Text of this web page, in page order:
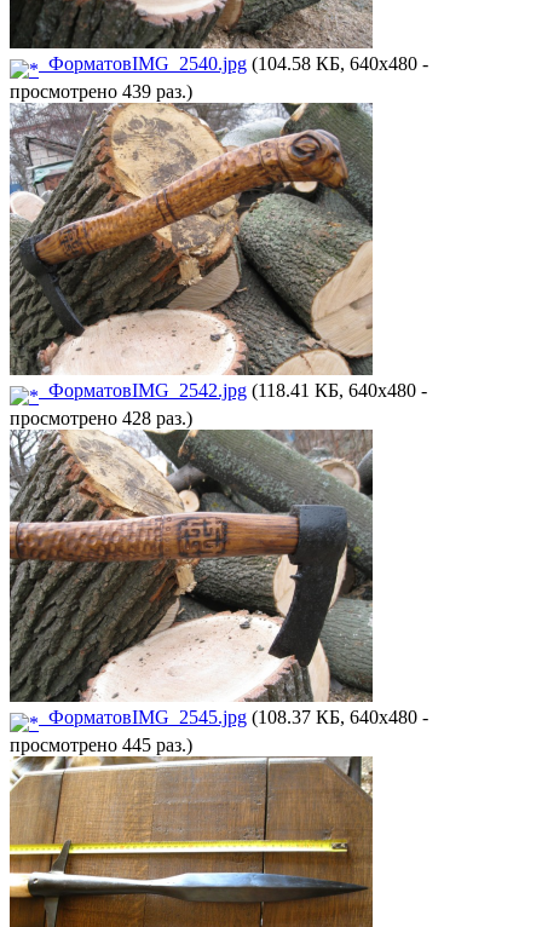
ФорматовIMG_2540.jpg (104.58 КБ, 640x480 -
просмотрено 439 раз.)
ФорматовIMG_2542.jpg (118.41 КБ, 640x480 -
просмотрено 428 раз.)
ФорматовIMG_2545.jpg (108.37 КБ, 640x480 -
просмотрено 445 раз.)